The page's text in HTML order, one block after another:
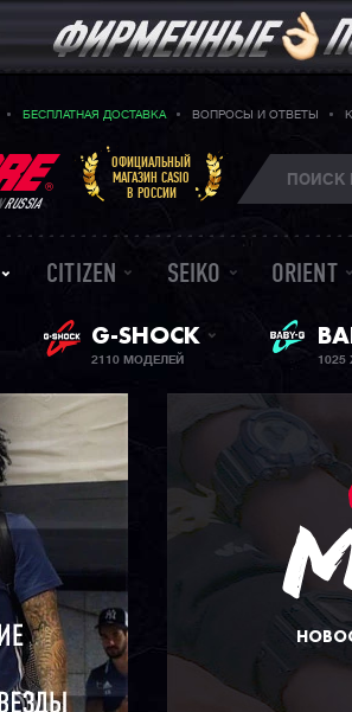
БЕСПЛАТНАЯ ДОСТАВКА ВОПРОСЫ И ОТВЕТЫ
RUSSIA
ОФИЦИАЛЬНЫЙ
МАГАЗИН CASIO
В РОССИИ
CITIZEN SEIKO ORIENT
G-SHOCK
2110 МОДЕЛЕЙ